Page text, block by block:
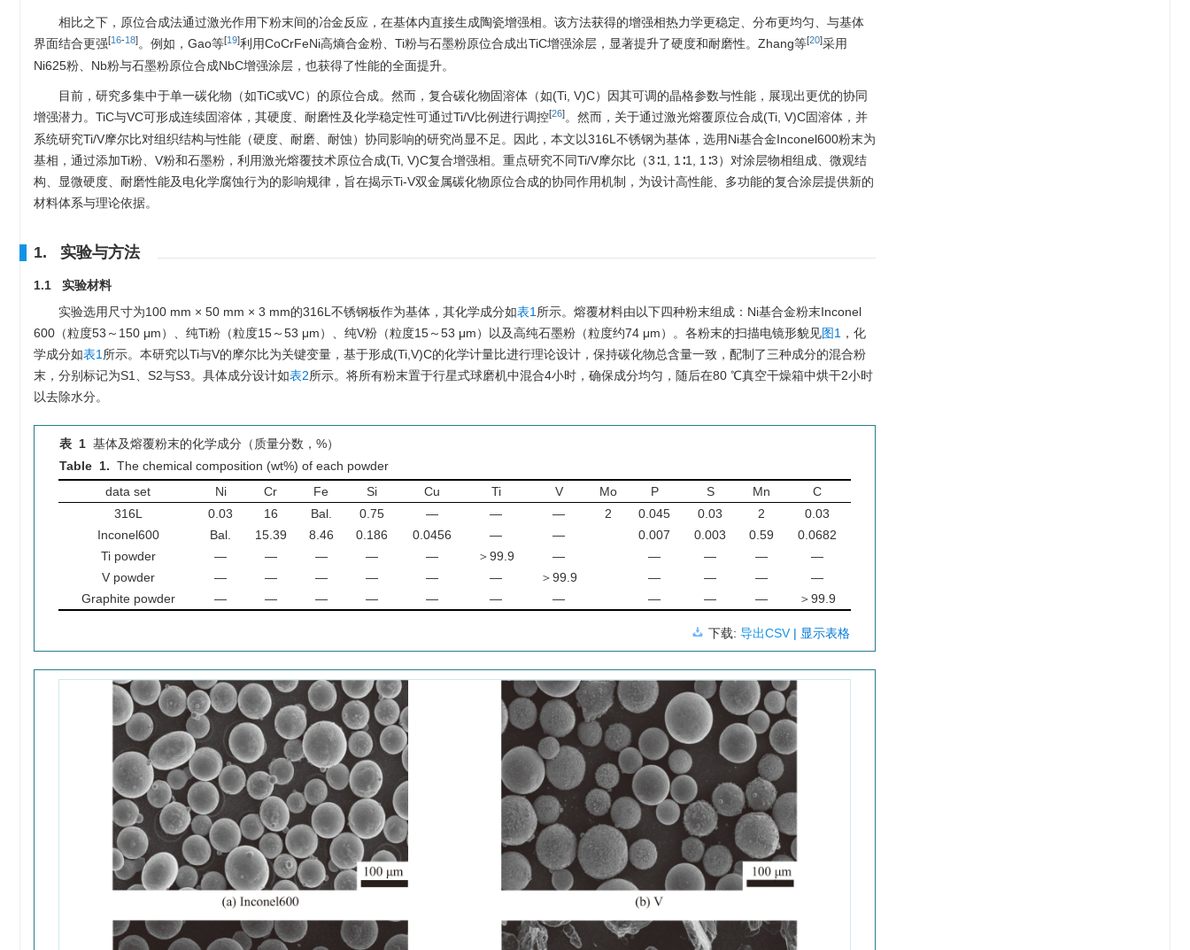
相比之下，原位合成法通过激光作用下粉末间的冶金反应，在基体内直接生成陶瓷增强相。该方法获得的增强相热力学更稳定、分布更均匀、与基体
界面结合更强[16-18]。例如，Gao等[19]利用CoCrFeNi高熵合金粉、Ti粉与石墨粉原位合成出TiC增强涂层，显著提升了硬度和耐磨性。Zhang等[20]采用
Ni625粉、Nb粉与石墨粉原位合成NbC增强涂层，也获得了性能的全面提升。
目前，研究多集中于单一碳化物（如TiC或VC）的原位合成。然而，复合碳化物固溶体（如(Ti, V)C）因其可调的晶格参数与性能，展现出更优的协同
增强潜力。TiC与VC可形成连续固溶体，其硬度、耐磨性及化学稳定性可通过Ti/V比例进行调控[26]。然而，关于通过激光熔覆原位合成(Ti, V)C固溶体，并
系统研究Ti/V摩尔比对组织结构与性能（硬度、耐磨、耐蚀）协同影响的研究尚显不足。因此，本文以316L不锈钢为基体，选用Ni基合金Inconel600粉末为
基相，通过添加Ti粉、V粉和石墨粉，利用激光熔覆技术原位合成(Ti, V)C复合增强相。重点研究不同Ti/V摩尔比（3∶1, 1∶1, 1∶3）对涂层物相组成、微观结
构、显微硬度、耐磨性能及电化学腐蚀行为的影响规律，旨在揭示Ti-V双金属碳化物原位合成的协同作用机制，为设计高性能、多功能的复合涂层提供新的
材料体系与理论依据。
1. 实验与方法
1.1 实验材料
实验选用尺寸为100 mm × 50 mm × 3 mm的316L不锈钢板作为基体，其化学成分如表1 所示。熔覆材料由以下四种粉末组成：Ni基合金粉末Inconel
600（粒度53～150 μm）、纯Ti粉（粒度15～53 μm）、纯V粉（粒度15～53 μm）以及高纯石墨粉（粒度约74 μm）。各粉末的扫描电镜形貌见图1 ，化
学成分如表1 所示。本研究以Ti与V的摩尔比为关键变量，基于形成(Ti,V)C的化学计量比进行理论设计，保持碳化物总含量一致，配制了三种成分的混合粉
末，分别标记为S1、S2与S3。具体成分设计如表2所示。将所有粉末置于行星式球磨机中混合4小时，确保成分均匀，随后在80 ℃真空干燥箱中烘干2小时
以去除水分。
表 1 基体及熔覆粉末的化学成分（质量分数，%）
Table 1. The chemical composition (wt%) of each powder
data set
Ni Cr Fe Si Cu Ti V Mo P S Mn
C
316L
0.03 16 Bal. 0.75 — — — 2 0.045 0.03 2
0.03
Inconel600
Bal. 15.39 8.46 0.186 0.0456 — — 0.007 0.003 0.59
0.0682
Ti powder
— — — — — ＞99.9 — — — —
—
V powder
— — — — — — ＞99.9 — — —
—
Graphite powder
— — — — — — — — — — ＞99.9
下载: 导出CSV | 显示表格